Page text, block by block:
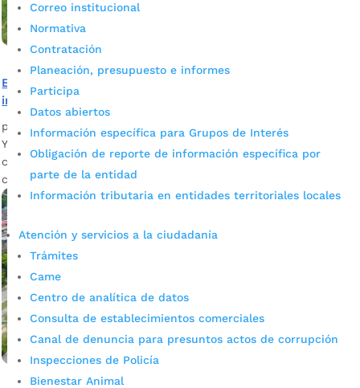
Correo institucional
Normativa
Contratación
Planeación, presupuesto e informes
Participa
Datos abiertos
Información específica para Grupos de Interés
Obligación de reporte de información específica por
parte de la entidad
Información tributaria en entidades territoriales locales
Atención y servicios a la ciudadanía
Trámites
Came
Centro de analítica de datos
Consulta de establecimientos comerciales
Canal de denuncia para presuntos actos de corrupción
Inspecciones de Policía
Bienestar Animal
El barrio Brisas del Mutis tendrá un espacio digno para la
integración comunitaria
por Mónica María Farfán Sanabria | May 30, 2023 |
Ya están en marcha la construcción de un nuevo espacio
comunitario en el barrio Brisas del Mutis. Aquí le contamos
cuánto durará esta intervención y cómo quedará.